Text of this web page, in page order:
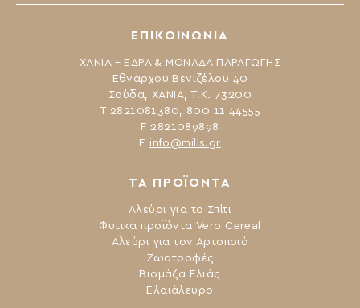
ΤΑ ΠΡΟΪΟΝΤΑ
Αλεύρι για το Σπίτι
Φυτικά προϊόντα Vero Cereal
Αλεύρι για τον Αρτοποιό
Ζωοτροφές
Βιομάζα Ελιάς
Ελαιάλευρο
ΕΠΙΚΟΙΝΩΝΙΑ
ΧΑΝΙΑ – ΕΔΡΑ & ΜΟΝΑΔΑ ΠΑΡΑΓΩΓΗΣ
Εθνάρχου Βενιζέλου 40
Σούδα, ΧΑΝΙΑ, Τ.Κ. 73200
Τ 2821081380, 800 11 44555
F 2821089898
Ε info@mills.gr